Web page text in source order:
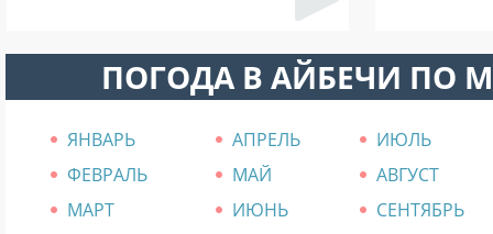
ПОГОДА В АЙБЕЧИ ПО
ЯНВАРЬ АПРЕЛЬ
ИЮЛЬ
ФЕВРАЛЬ
МАЙ
АВГУСТ
МАРТ
ИЮНЬ СЕНТЯБРЬ